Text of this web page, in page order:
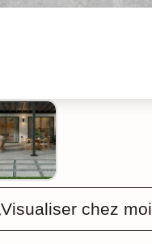
Visualiser chez moi